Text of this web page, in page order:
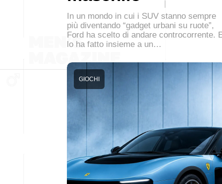
In un mondo in cui i SUV stanno sempre
più diventando “gadget urbani su ruote”,
Ford ha scelto di andare controcorrente.
lo ha fatto insieme a un…
GIOCHI